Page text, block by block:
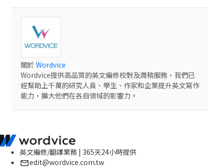
關於Wordvice
Wordvice提供高品質的英文編修校對及潤稿服務，我們已
經幫助上千萬的研究人員、學生、作家和企業提升英文寫作
能力，擴大他們在各自領域的影響力。
英文編修/翻譯業務 | 365天24小時提供
edit@wordvice.com.tw